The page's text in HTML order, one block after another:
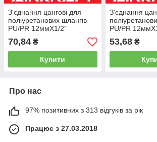
З'єднання цангові для
поліуретанових шлангів
PU/PR 12ммХ1/2"
AIRKRAFT SPLF12-04
70,84 ₴
Купити
З'єднання
PU/PR
AIRKRAFT
53,68₴
Про нас
97% позитивних з 313 відгуків за рік
Працює з 27.03.2018